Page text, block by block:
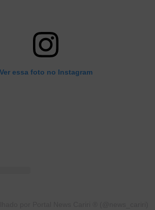
Ver essa foto no Instagram